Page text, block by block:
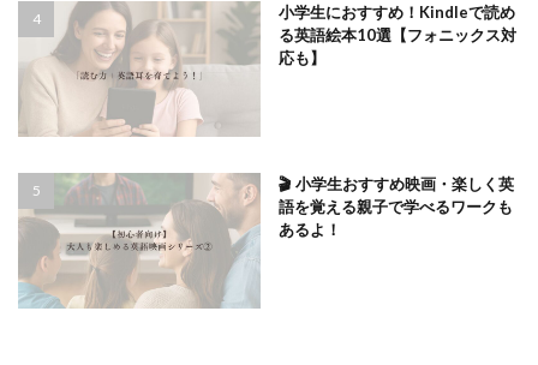
小学生におすすめ！Kindleで読め
る英語絵本10選【フォニックス対
応も】
🎬 小学生おすすめ映画・楽しく英
語を覚える親子で学べるワークも
あるよ！